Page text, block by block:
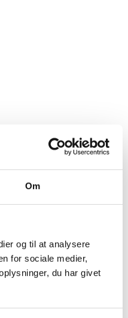
Om
og til at analysere
for sociale medier,
du har givet